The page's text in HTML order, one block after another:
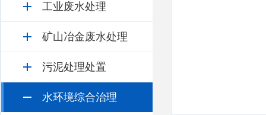
工业废水处理
矿山冶金废水处理
污泥处理处置
水环境综合治理